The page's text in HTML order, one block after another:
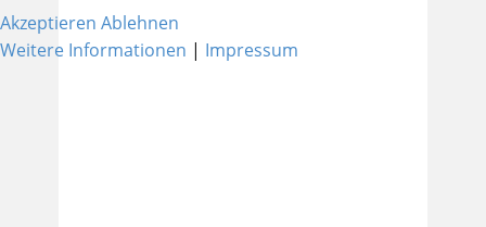
Akzeptieren Ablehnen
Weitere Informationen | Impressum